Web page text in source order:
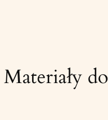
Materiały